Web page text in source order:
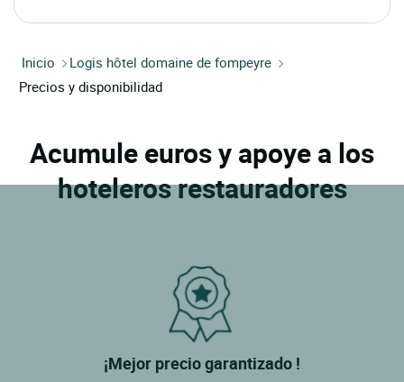
Inicio
Logis hôtel domaine de fompeyre
Precios y disponibilidad
Acumule euros y apoye a los
hoteleros restauradores
¡Mejor precio garantizado !